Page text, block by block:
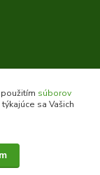
súborov
sa Vašich